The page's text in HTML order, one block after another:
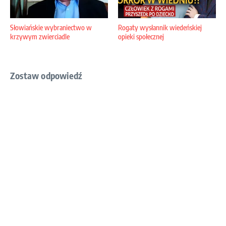
Słowiańskie wybraniectwo w
krzywym zwierciadle
Rogaty wysłannik wiedeńskiej
opieki społecznej
Zostaw odpowiedź